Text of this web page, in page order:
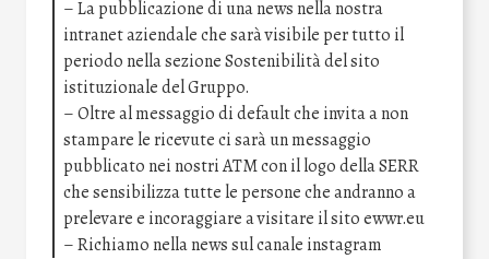
– La pubblicazione di una news nella nostra
intranet aziendale che sarà visibile per tutto il
periodo nella sezione Sostenibilità del sito
istituzionale del Gruppo.
– Oltre al messaggio di default che invita a non
stampare le ricevute ci sarà un messaggio
pubblicato nei nostri ATM con il logo della SERR
che sensibilizza tutte le persone che andranno a
prelevare e incoraggiare a visitare il sito ewwr.eu
– Richiamo nella news sul canale instagram